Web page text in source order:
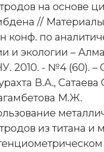
на основе
//
конф. по
и экологии –
2010. - №4 (60). –
В.А., Сатаева
М.Ж.
из титана и